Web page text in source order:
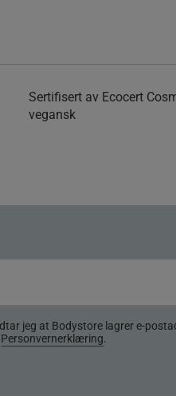
Sertifisert av Ecocert
vegansk
jeg at Bodystore lagrer e-
Personvernerklæring.